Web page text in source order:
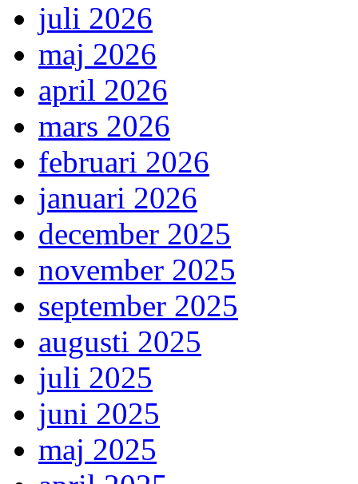
juli 2026
maj 2026
april 2026
mars 2026
februari 2026
januari 2026
december 2025
november 2025
september 2025
augusti 2025
juli 2025
juni 2025
maj 2025